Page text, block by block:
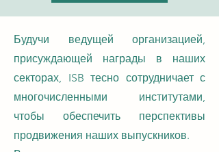
Будучи ведущей организацией,
присуждающей награды в наших
секторах, ISB тесно сотрудничает с
многочисленными институтами,
чтобы обеспечить перспективы
продвижения наших выпускников.